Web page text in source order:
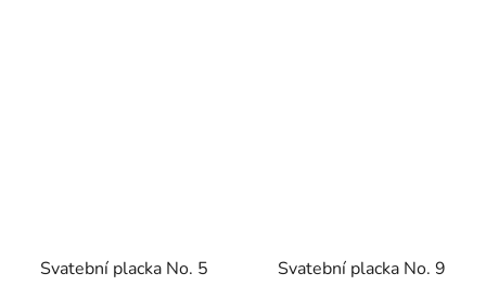
Svatební placka No. 5 Svatební placka No. 9